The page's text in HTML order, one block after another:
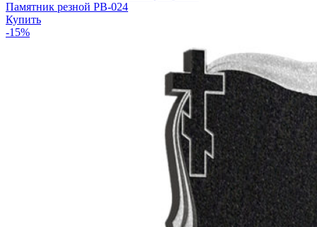
Памятник резной РВ-024
Купить
-15%